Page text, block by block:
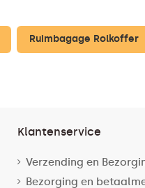
Ruimbagage Rolkoffer
Klantenservice
Verzending en
Bezorging en